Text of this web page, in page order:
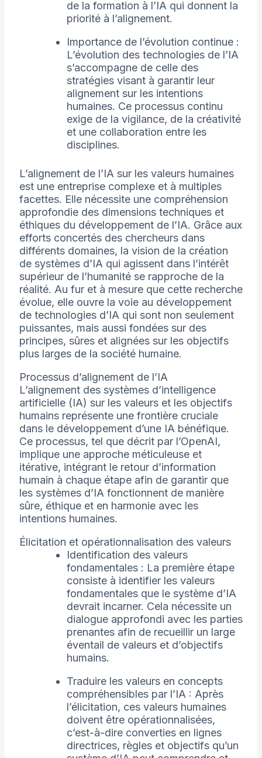
de la formation à l’IA qui donnent la
priorité à l’alignement.
Importance de l’évolution continue :
L’évolution des technologies de l’IA
s’accompagne de celle des
stratégies visant à garantir leur
alignement sur les intentions
humaines. Ce processus continu
exige de la vigilance, de la créativité
et une collaboration entre les
disciplines.
L’alignement de l’IA sur les valeurs humaines
est une entreprise complexe et à multiples
facettes. Elle nécessite une compréhension
approfondie des dimensions techniques et
éthiques du développement de l’IA. Grâce aux
efforts concertés des chercheurs dans
différents domaines, la vision de la création
de systèmes d’IA qui agissent dans l’intérêt
supérieur de l’humanité se rapproche de la
réalité. Au fur et à mesure que cette recherche
évolue, elle ouvre la voie au développement
de technologies d’IA qui sont non seulement
puissantes, mais aussi fondées sur des
principes, sûres et alignées sur les objectifs
plus larges de la société humaine.
Processus d’alignement de l’IA
L’alignement des systèmes d’intelligence
artificielle (IA) sur les valeurs et les objectifs
humains représente une frontière cruciale
dans le développement d’une IA bénéfique.
Ce processus, tel que décrit par l’OpenAI,
implique une approche méticuleuse et
itérative, intégrant le retour d’information
humain à chaque étape afin de garantir que
les systèmes d’IA fonctionnent de manière
sûre, éthique et en harmonie avec les
intentions humaines.
Élicitation et opérationnalisation des valeurs
Identification des valeurs
fondamentales : La première étape
consiste à identifier les valeurs
fondamentales que le système d’IA
devrait incarner. Cela nécessite un
dialogue approfondi avec les parties
prenantes afin de recueillir un large
éventail de valeurs et d’objectifs
humains.
Traduire les valeurs en concepts
compréhensibles par l’IA : Après
l’élicitation, ces valeurs humaines
doivent être opérationnalisées,
c’est-à-dire converties en lignes
directrices, règles et objectifs qu’un